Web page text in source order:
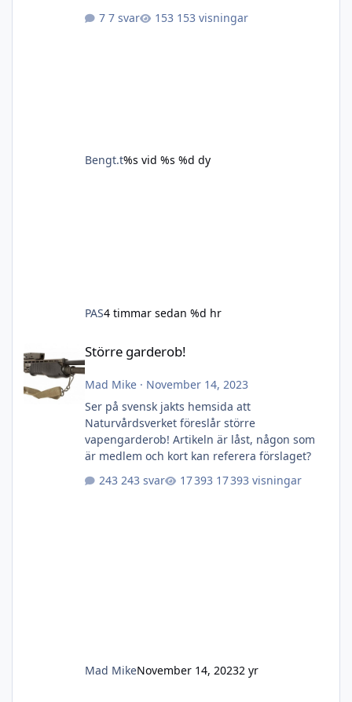
7 svar
153 visningar
Bengt.t%s vid %s %d dy
PAS4 timmar sedan %d hr
Större garderob!
Mad Mike· November 14, 2023
Ser på svensk jakts hemsida att
Naturvårdsverket föreslår större
vapengarderob! Artikeln är låst, någon som
är medlem och kort kan referera förslaget?
243 svar
17 393 visningar
Mad MikeNovember 14, 20232 yr